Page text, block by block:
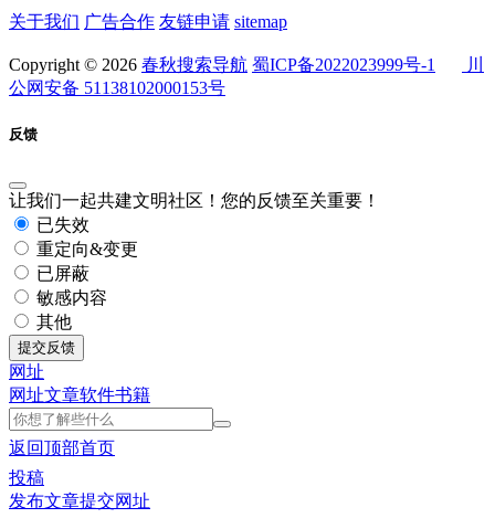
关于我们 广告合作 友链申请 sitemap
Copyright © 2026 春秋搜索导航 蜀ICP备2022023999号-1
川
公网安备 51138102000153号
反馈
让我们一起共建文明社区！您的反馈至关重要！
已失效
重定向&变更
已屏蔽
敏感内容
其他
提交反馈
网址
网址文章软件书籍
返回顶部首页
投稿
发布文章提交网址